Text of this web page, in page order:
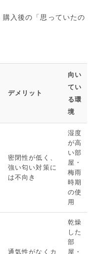
入後の「思っていたの
デメリット
向い
てい
る環
境
密閉性が低く、
強い匂い対策に
は不向き
湿度
が高
い部
屋・
梅雨
時期
の使
用
通気性がなくカ
乾燥
した
部
屋・